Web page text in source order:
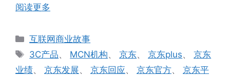
阅读更多
分
类
互联网商业故事
标
签
3C产品、 MCN机构、京东、京东plus、京东
业绩、 京东发展、 京东回应、 京东官方、 京东平